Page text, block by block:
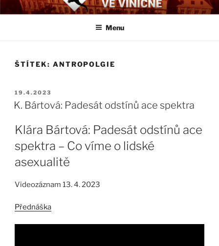
k
BIOLOGICKÉ ČTVRTKY VE
Určeno všem zájemcům o evoluci a obecnější biologická témata
Menu
ŠTÍTEK: ANTROPOLGIE
PUBLIKOVÁNO
19.4.2023
K. Bártová: Padesát odstínů ace spektra
Klára Bártová: Padesát odstínů ace
spektra – Co víme o lidské
asexualitě
Videozáznam 13. 4. 2023
Přednáška